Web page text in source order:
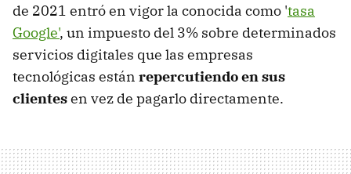
de 2021 entró en vigor la conocida como 'tasa
Google', un impuesto del 3% sobre determinados
servicios digitales que las empresas
tecnológicas están repercutiendo en sus
clientesen vez de pagarlo directamente.